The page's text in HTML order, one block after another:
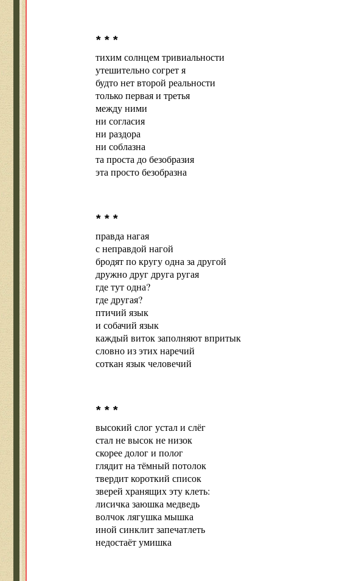
* * *
тихим солнцем тривиальности
утешительно согрет я
будто нет второй реальности
только первая и третья
между ними
ни согласия
ни раздора
ни соблазна
та проста до безобразия
эта просто безобразна
* * *
правда нагая
с неправдой нагой
бродят по кругу одна за другой
дружно друг друга ругая
где тут одна?
где другая?
птичий язык
и собачий язык
каждый виток заполняют впритык
словно из этих наречий
соткан язык человечий
* * *
высокий слог устал и слёг
стал не высок не низок
скорее долог и полог
глядит на тёмный потолок
твердит короткий список
зверей хранящих эту клеть:
лисичка заюшка медведь
волчок лягушка мышка
иной синклит запечатлеть
недостаёт умишка